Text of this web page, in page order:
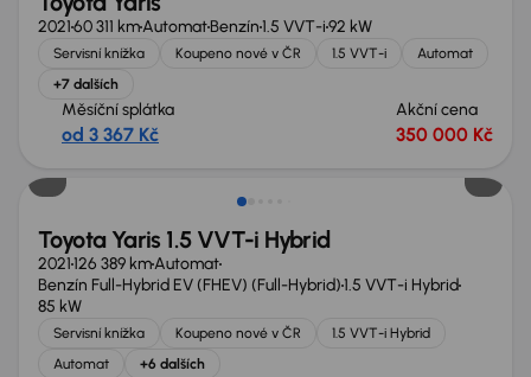
202160 311 kmAutomatBenzín1.5 VVT-i92 kW
Servisní knížka Koupeno nové v ČR 1.5 VVT-i
Automat
+7 dalších
Měsíční splátka
od 3 367 Kč
Akční cena
350 000 Kč
Toyota Yaris 1.5 VVT-i Hybrid
2021126 389 kmAutomat
Benzín Full-Hybrid EV (FHEV) (Full-Hybrid)1.5 VVT-i Hybrid
85 kW
Servisní knížka Koupeno nové v ČR
1.5 VVT-i Hybrid
Automat
+6 dalších